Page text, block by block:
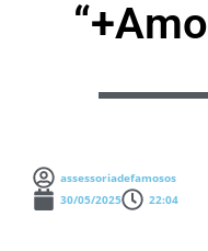
assessoriadefamosos
30/05/2025
22:04